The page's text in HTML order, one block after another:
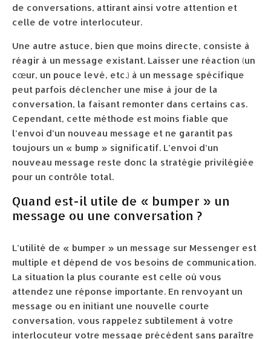
de conversations, attirant ainsi votre attention et
celle de votre interlocuteur.
Une autre astuce, bien que moins directe, consiste à
réagir à un message existant. Laisser une réaction (un
cœur, un pouce levé, etc.) à un message spécifique
peut parfois déclencher une mise à jour de la
conversation, la faisant remonter dans certains cas.
Cependant, cette méthode est moins fiable que
l’envoi d’un nouveau message et ne garantit pas
toujours un « bump » significatif. L’envoi d’un
nouveau message reste donc la stratégie privilégiée
pour un contrôle total.
Quand est-il utile de « bumper » un
message ou une conversation ?
L’utilité de « bumper » un message sur Messenger est
multiple et dépend de vos besoins de communication.
La situation la plus courante est celle où vous
attendez une réponse importante. En renvoyant un
message ou en initiant une nouvelle courte
conversation, vous rappelez subtilement à votre
interlocuteur votre message précédent sans paraître